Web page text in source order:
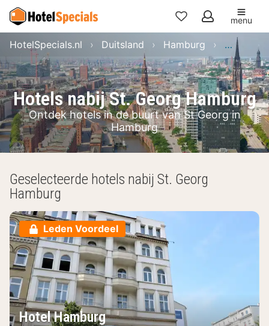
Mijn
favorieten
menu
Hotels nabij St. Georg Hamburg
Ontdek hotels in de buurt van St Georg in
Hamburg
HotelSpecials.nl Duitsland Hamburg Hamburg
Geselecteerde hotels nabij St. Georg
Hamburg
Leden Voordeel
Hotel Hamburg